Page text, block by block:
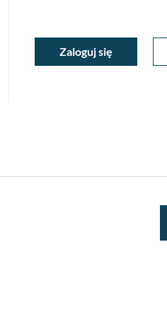
MojeZaloguj się